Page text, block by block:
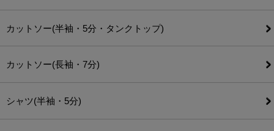
カットソー(半袖・5分・タンクトップ)
カットソー(長袖・7分)
シャツ(半袖・5分)